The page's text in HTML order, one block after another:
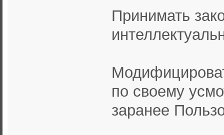
Принимать
по своему
заранее